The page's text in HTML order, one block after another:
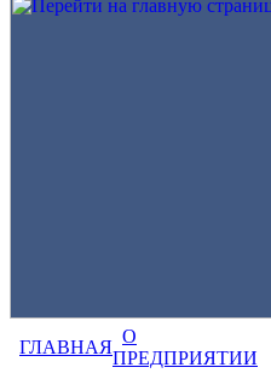
ГЛАВНАЯ
О
ПРЕДПРИЯТИИ